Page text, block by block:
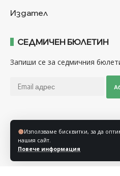
Използваме бисквитки, за да
нашия сайт.
Повече информация
Издател
СЕДМИЧЕН БЮЛЕТИН
Запиши се за седмичния